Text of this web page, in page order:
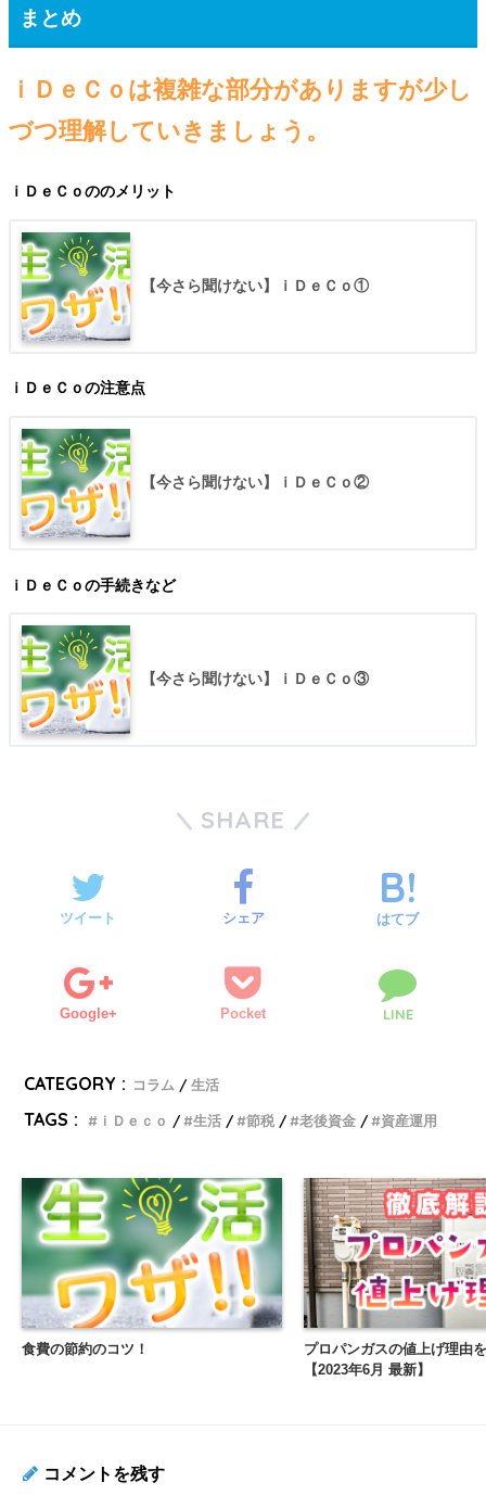
まとめ
ｉＤｅＣｏは複雑な部分がありますが少し
づつ理解していきましょう。
ｉＤｅＣｏののメリット
【今さら聞けない】ｉＤｅＣｏ①
ｉＤｅＣｏの注意点
【今さら聞けない】ｉＤｅＣｏ②
ｉＤｅＣｏの手続きなど
【今さら聞けない】ｉＤｅＣｏ③
SHARE
ツイート シェア はてブ
Google+ Pocket LINE
CATEGORY : コラム 生活
TAGS : ｉＤｅｃｏ 生活 節税 老後資金 資産運用
食費の節約のコツ！
プロパンガスの値上げ理由
【2023年6月 最新】
コメントを残す